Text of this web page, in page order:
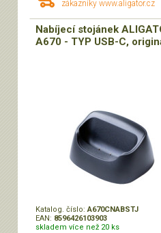
zákazníky www.aligator.cz
Nabíjecí stojánek
A670 - TYP USB-C,
Katalog. číslo:A670CNABSTJ
EAN: 8596426103903
skladem více než 20 ks